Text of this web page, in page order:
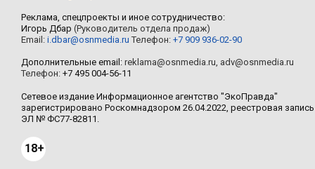
Реклама, спецпроекты и иное сотрудничество:
Игорь Дбар (Руководитель отдела продаж)
Email: i.dbar@osnmedia.ru Телефон: +7 909 936-02-90
Дополнительные email: reklama@osnmedia.ru adv@osnmedia.ru
Телефон: +7 495 004-56-11
Сетевое издание Информационное агентство "ЭкоПравда"
зарегистрировано Роскомнадзором 26.04.2022, реестровая запись
ЭЛ № ФС77-82811.
18+